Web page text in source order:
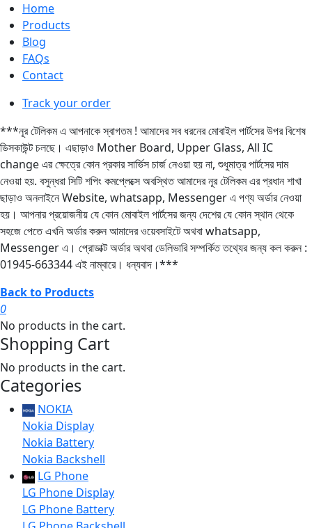
Home
Products
Blog
FAQs
Contact
Track your order
***নূর টেলিকম এ আপনাকে স্বাগতম ! আমাদের সব ধরনের মোবাইল পার্টসের উপর বিশেষ
ডিসকাউন্ট চলছে। এছাড়াও Mother Board, Upper Glass, All IC
change এর ক্ষেত্রে কোন প্রকার সার্ভিস চার্জ নেওয়া হয় না, শুধুমাত্র পার্টসের দাম
নেওয়া হয়. বসুন্ধরা সিটি শপিং কমপ্লেক্সে অবস্থিত আমাদের নূর টেলিকম এর প্রধান শাখা
ছাড়াও অনলাইনে Website, whatsapp, Messenger এ পণ্য অর্ডার নেওয়া
হয়। আপনার প্রয়োজনীয় যে কোন মোবাইল পার্টসের জন্য দেশের যে কোন স্থান থেকে
সহজে পেতে এখনি অর্ডার করুন আমাদের ওয়েবসাইটে অথবা whatsapp,
Messenger এ। প্রোডাক্ট অর্ডার অথবা ডেলিভারি সম্পর্কিত তথ্যের জন্য কল করুন :
01945-663344 এই নাম্বারে। ধন্যবাদ।***
Back to Products
0
No products in the cart.
Shopping Cart
No products in the cart.
Categories
NOKIA
Nokia Display
Nokia Battery
Nokia Backshell
LG Phone
LG Phone Display
LG Phone Battery